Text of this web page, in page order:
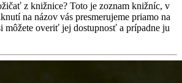
z knižnice? Toto je zoznam knižníc, v
na názov vás presmerujeme priamo na
môžete overiť jej dostupnosť a prípadne ju